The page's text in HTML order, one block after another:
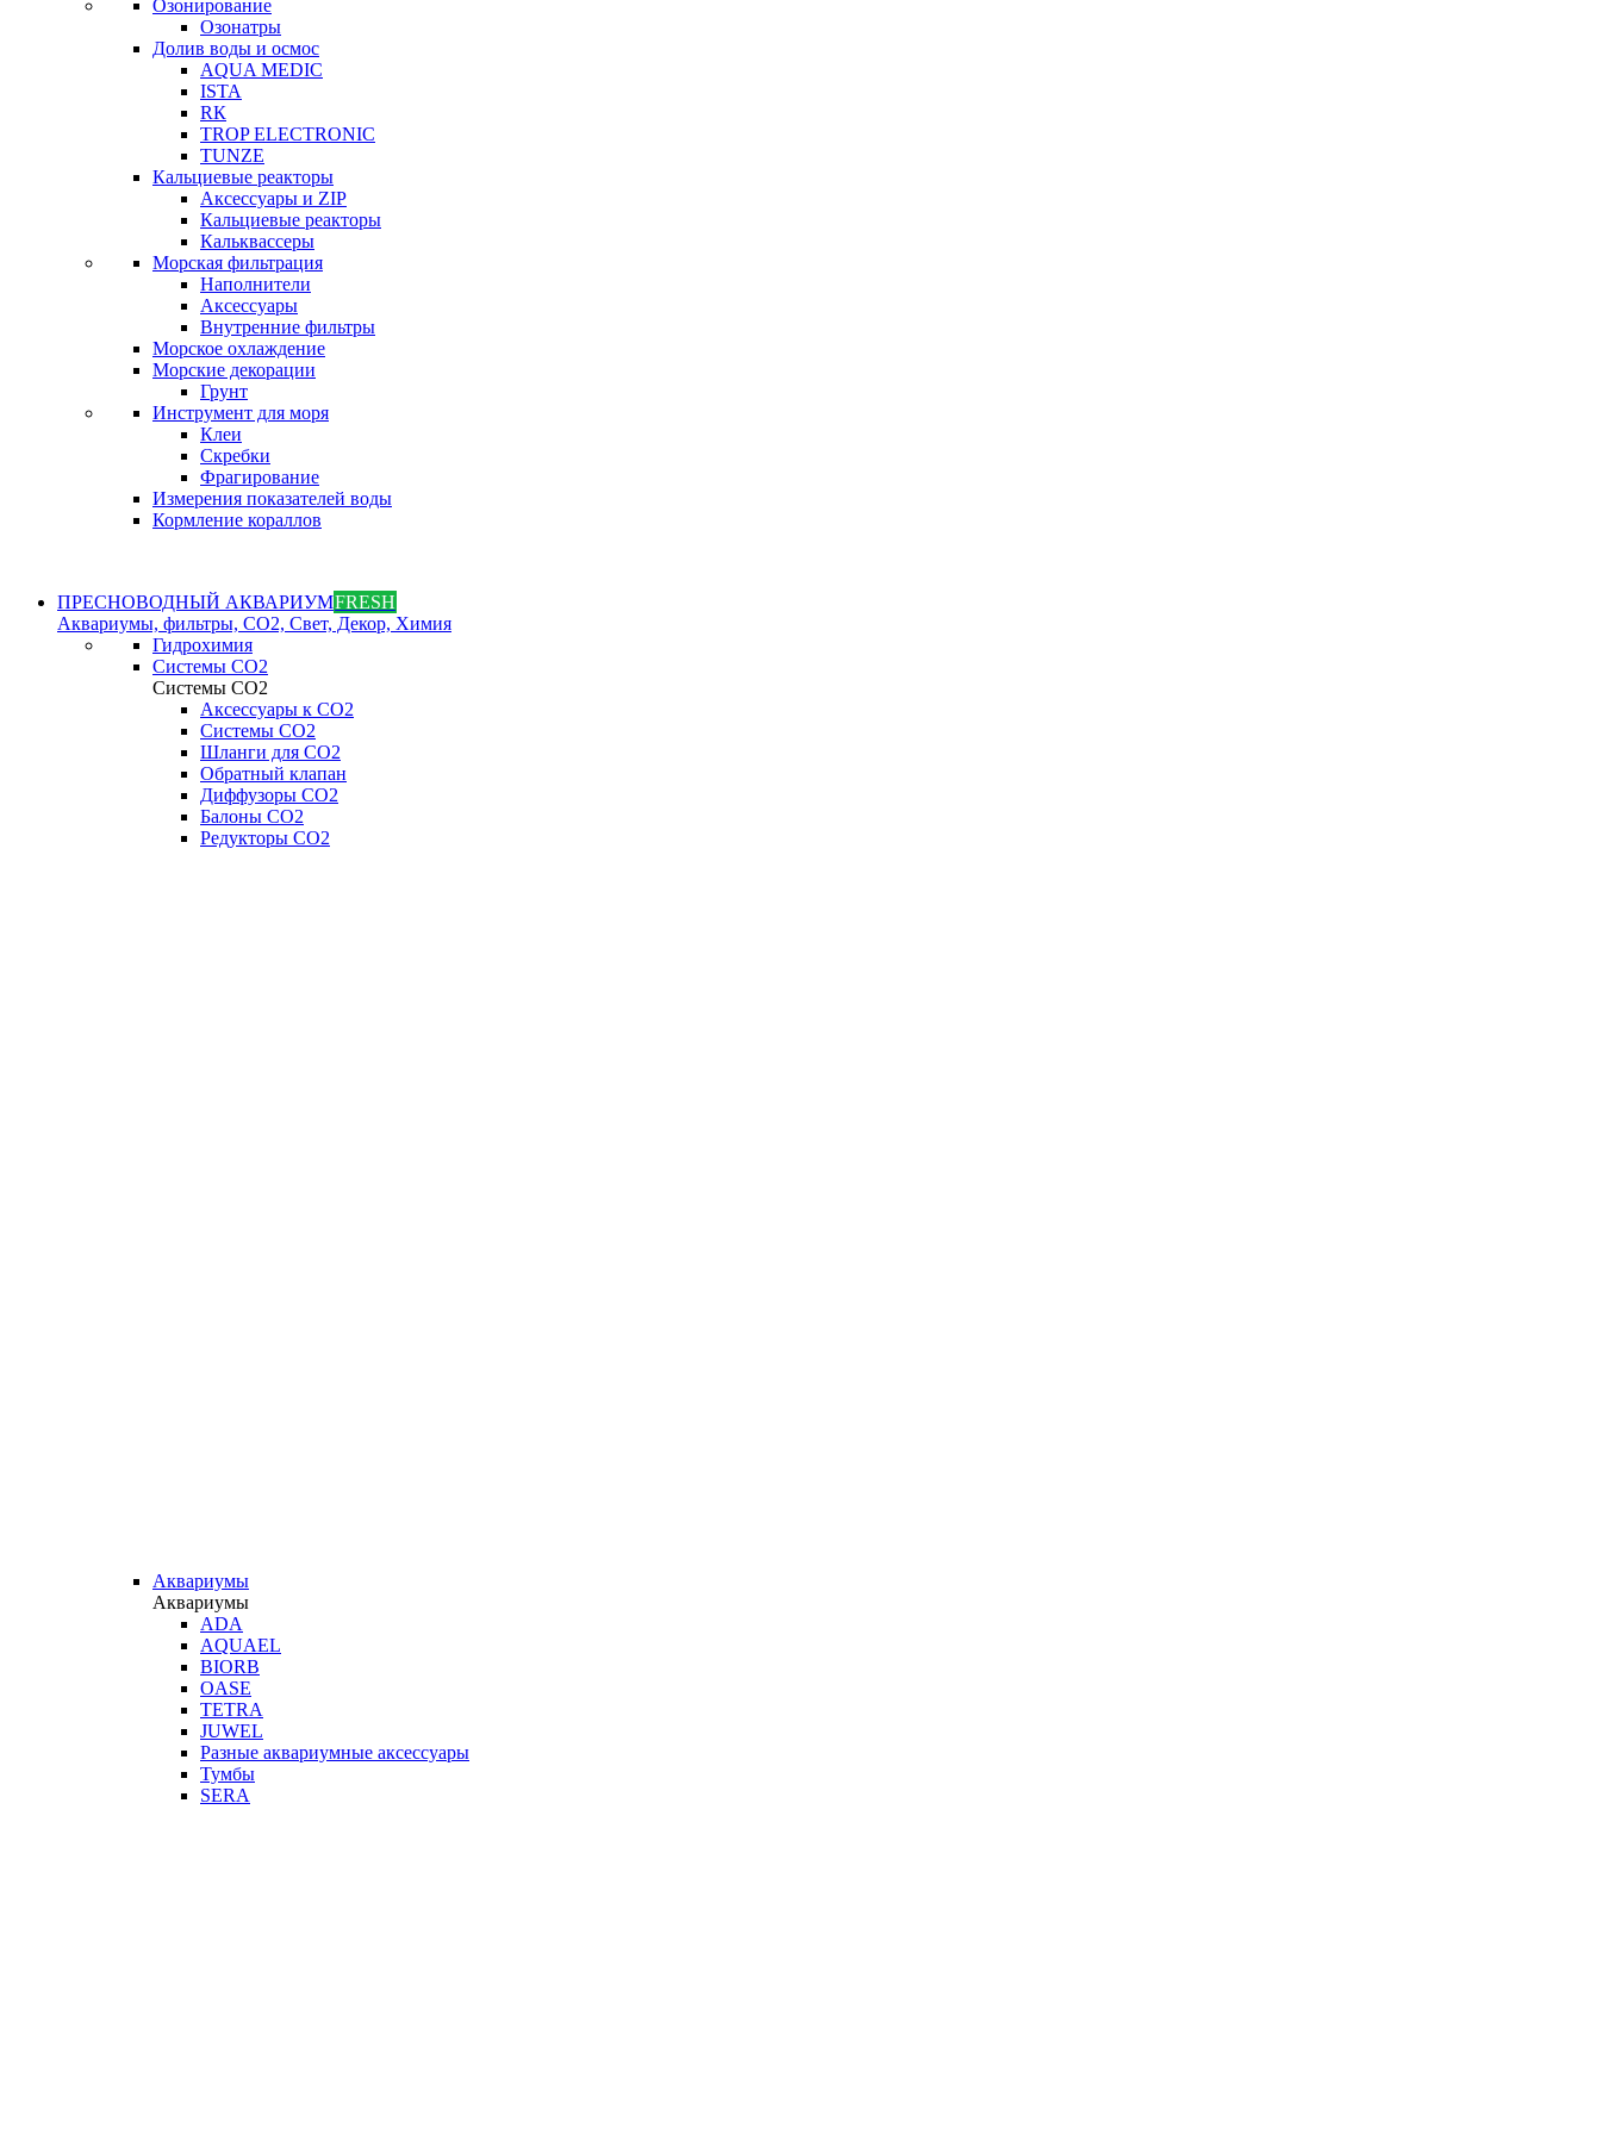
Озонирование
Озонатры
Долив воды и осмос
AQUA MEDIC
ISTA
RК
TROP ELECTRONIC
TUNZE
Кальциевые реакторы
Аксессуары и ZIP
Кальциевые реакторы
Кальквассеры
Морская фильтрация
Наполнители
Аксессуары
Внутренние фильтры
Морское охлаждение
Морские декорации
Грунт
Инструмент для моря
Клеи
Скребки
Фрагирование
Измерения показателей воды
Кормление кораллов
ПРЕСНОВОДНЫЙ АКВАРИУМFRESH
Аквариумы, фильтры, СО2, Свет, Декор, Химия
Гидрохимия
Системы СО2
Системы СО2
Аксессуары к СО2
Системы СО2
Шланги для CO2
Обратный клапан
Диффузоры СO2
Балоны CO2
Редукторы CO2
Аквариумы
Аквариумы
ADA
AQUAEL
BIORB
OASE
TETRA
JUWEL
Разные аквариумные аксессуары
Тумбы
SERA